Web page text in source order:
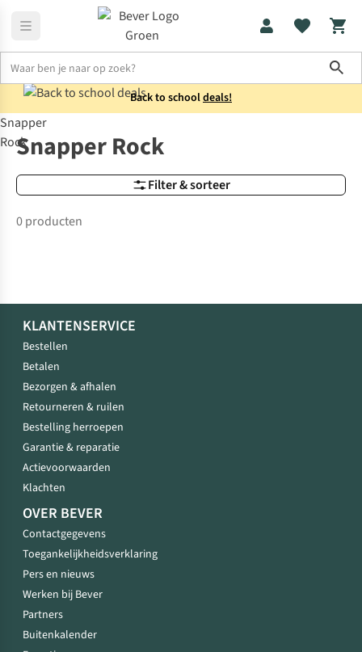
Back to schooldeals!
Merken
Snapper
Rock
Filter & sorteer
Snapper Rock
0 producten
KLANTENSERVICE
Bestellen
Betalen
Bezorgen & afhalen
Retourneren & ruilen
Bestelling herroepen
Garantie & reparatie
Actievoorwaarden
Klachten
OVER BEVER
Contactgegevens
Toegankelijkheidsverklaring
Pers en nieuws
Werken bij Bever
Partners
Buitenkalender